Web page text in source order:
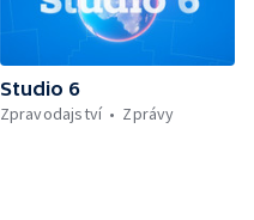
Studio 6
Zpravodajství
Zprávy